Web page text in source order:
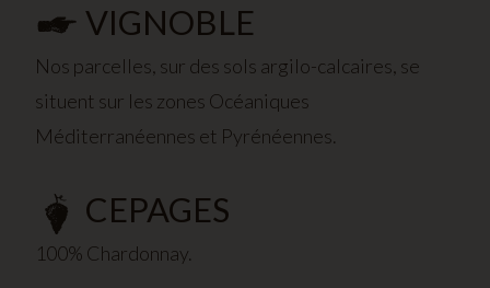
VIGNOBLE
Nos parcelles, sur des sols argilo-calcaires, se
situent sur les zones Océaniques
Méditerranéennes et Pyrénéennes.
CEPAGES
100% Chardonnay.